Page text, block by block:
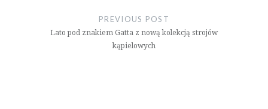
PREVIOUS POST
Lato pod znakiem Gatta z nową kolekcją strojów
kąpielowych